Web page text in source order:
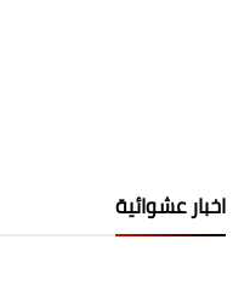
اخبار عشوائية